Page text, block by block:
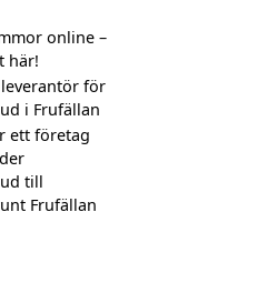
online –
här!
för
i Frufällan
ett företag
till
Frufällan